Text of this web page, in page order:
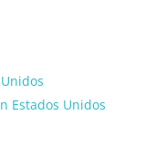
Estados Unidos